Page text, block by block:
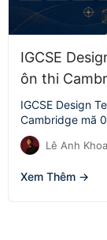
IGCSE
ôn thi
IGCSE Design
Cambridge mã
tạo,…
Lê Anh Khoa
Xem Thêm →